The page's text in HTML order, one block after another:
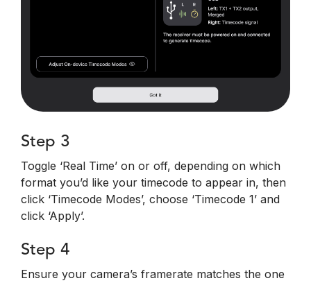
Step 3
Toggle ‘Real Time’ on or off, depending on which
format you’d like your timecode to appear in, then
click ‘Timecode Modes’, choose ‘Timecode 1’ and
click ‘Apply’.
Step 4
Ensure your camera’s framerate matches the one